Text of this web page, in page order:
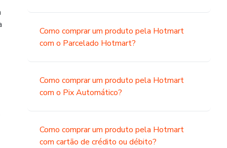
Como comprar um produto pela Hotmart
com o Parcelado Hotmart?
Como comprar um produto pela Hotmart
com o Pix Automático?
Como comprar um produto pela Hotmart
com cartão de crédito ou débito?